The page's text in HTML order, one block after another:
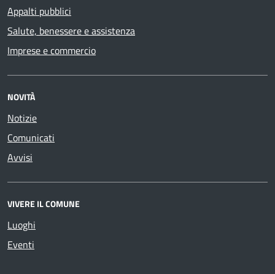
Appalti pubblici
Salute, benessere e assistenza
Imprese e commercio
NOVITÀ
Notizie
Comunicati
Avvisi
VIVERE IL COMUNE
Luoghi
Eventi